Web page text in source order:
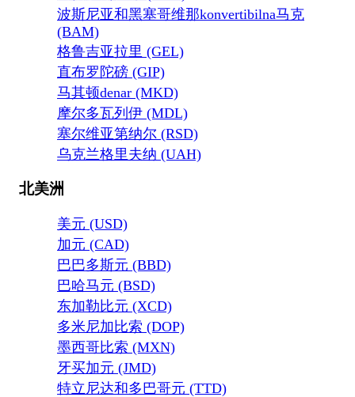
波斯尼亚和黑塞哥维那konvertibilna马克
(BAM)
格鲁吉亚拉里 (GEL)
直布罗陀磅 (GIP)
马其顿denar (MKD)
摩尔多瓦列伊 (MDL)
塞尔维亚第纳尔 (RSD)
乌克兰格里夫纳 (UAH)
北美洲
美元 (USD)
加元 (CAD)
巴巴多斯元 (BBD)
巴哈马元 (BSD)
东加勒比元 (XCD)
多米尼加比索 (DOP)
墨西哥比索 (MXN)
牙买加元 (JMD)
特立尼达和多巴哥元 (TTD)